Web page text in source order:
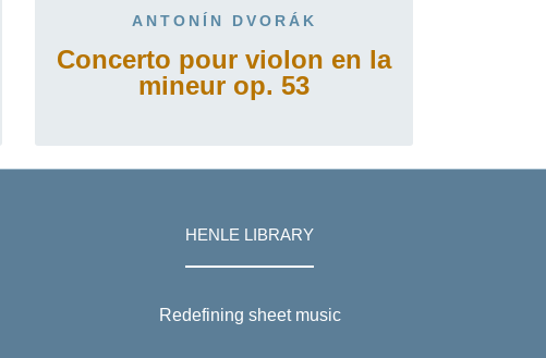
ANTONÍN DVORÁK
Concerto pour violon en la
mineur op. 53
HENLE LIBRARY
Redefining sheet music